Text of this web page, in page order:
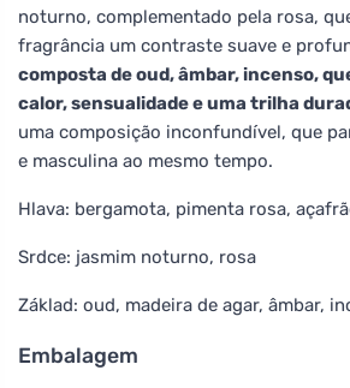
noturno, complementado pela rosa,
fragrância um contraste suave e
composta de oud, âmbar, incenso,
calor, sensualidade e uma trilha
uma composição inconfundível, que
e masculina ao mesmo tempo.
Hlava: bergamota, pimenta rosa,
Srdce: jasmim noturno, rosa
Základ: oud, madeira de agar, âmbar,
Embalagem